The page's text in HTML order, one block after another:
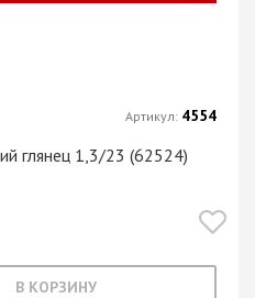
глянец 1,3/23 (62524)
В КОРЗИНУ
Артикул: 4554